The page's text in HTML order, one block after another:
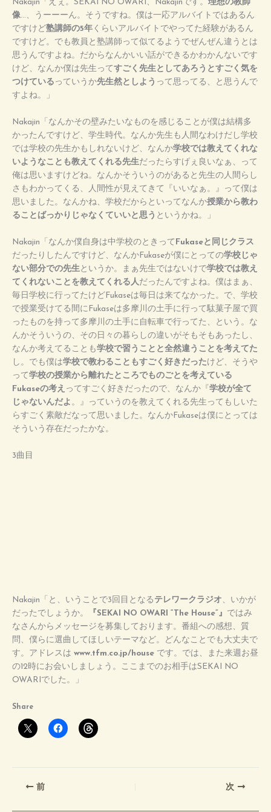
Nakajin「えぇ。SEKAI NO OWARI、Nakajinです。 理想の教師
像…、うーーーん。そうですね。僕は一応アルバイトではあるん
ですけど 塾講師の5年 くらいアルバイトでやってた経験があるん
ですけど。でも教員と塾講師って似てるようでぜんぜん違うとは
思うんですよね。だからなんかいい話ができるかわかんないです
けど、なんか僕は先生って すごく先生としてあろうとすごく気を
つけている っていうか先生然としよう って思ってる、と思うんで
すよね。」
Nakajin「なんかその壁みたいなものを感じることが僕は結構多
かったんですけど、学生時代。なんか先生も人間なわけだし学校
では学校の先生かもしれないけど、なんか学校では教えてくれな
いようなことも教えてくれる先生だったらすげぇ良いなぁ、って
俺は思いますけどね。なんかそういうのがあると先生の人間らし
さもわかってくる、人間性が見えてきて『いいなぁ。』って僕は
思いました。なんかね、学校だからといってなんか授業から教わ
ることばっかりじゃなくていいと思う というかね。」
Nakajin「なんか僕自身は中学校のときって Fukaseと同じクラス
だったりしたんですけど、なんかFukaseが僕にとっての学校じゃ
ない部分での先生というか。まぁ先生ではないけで学校では教え
てくれないことを教えてくれる人だったんですよね。僕はまぁ、
毎日学校に行ってたけどFukaseは毎日は来てなかった。で、学校
で授業受けてる間にFukaseは多摩川の土手に行って駄菓子屋で買
ったものを持って多摩川の土手に自転車で行ってた、という。な
んかそういうの、その日々の暮らしの違いがそもそもあったし、
なんか考えてることも学校で習うことと全然違うことを考えてた
し。でも僕は学校で教わることもすごく好きだったけど、そうや
って学校の授業から離れたところでものごとを考えている
Fukaseの考え ってすごく好きだったので、なんか『 学校が全て
じゃないんだよ 。』っていうのを教えてくれる先生ってもしいた
らすごく素敵だなって思いました。なんかFukaseは僕にとっては
そういう存在だったかな。
3曲目
Nakajin「と、いうことで3回目となる テレワークラジオ 、いかが
だったでしょうか。
『SEKAI NO OWARI “The House”』 ではみ
なさんからメッセージを募集しております。番組への感想、質
問、僕らに選曲してほしいテーマなど。どんなことでも大丈夫で
す。アドレスは www.tfm.co.jp/house です。では、また来週お昼
の12時にお会いしましょう。ここまでのお相手はSEKAI NO
OWARIでした。」
Share
前 次